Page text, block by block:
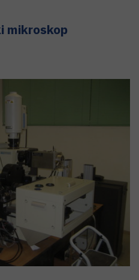
mikroskop